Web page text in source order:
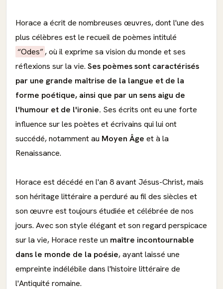
Horace a écrit de nombreuses œuvres, dont l'une des
plus célèbres est le recueil de poèmes intitulé
“Odes” , où il exprime sa vision du monde et ses
réflexions sur la vie. Ses poèmes sont caractérisés
par une grande maîtrise de la langue et de la
forme poétique, ainsi que par un sens aigu de
l'humour et de l'ironie. Ses écrits ont eu une forte
influence sur les poètes et écrivains qui lui ont
succédé, notamment au Moyen Âge et à la
Renaissance.
Horace est décédé en l'an 8 avant Jésus-Christ, mais
son héritage littéraire a perduré au fil des siècles et
son œuvre est toujours étudiée et célébrée de nos
jours. Avec son style élégant et son regard perspicace
sur la vie, Horace reste un maître incontournable
dans le monde de la poésie, ayant laissé une
empreinte indélébile dans l'histoire littéraire de
l'Antiquité romaine.